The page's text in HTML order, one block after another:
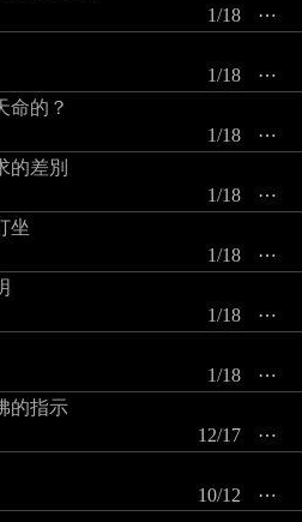
⋯
1/18
⋯
1/18
命的？
⋯
1/18
的差別
⋯
1/18
坐
⋯
1/18
⋯
1/18
⋯
1/18
的指示
⋯
12/17
⋯
10/12